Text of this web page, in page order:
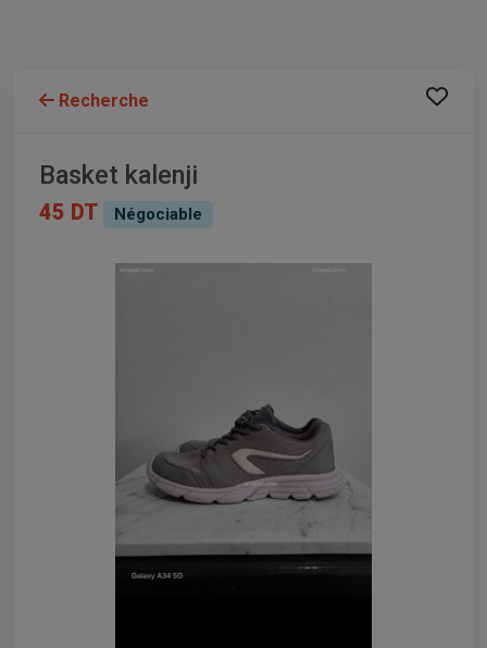
Recherche
Basket kalenji
45 DT Négociable